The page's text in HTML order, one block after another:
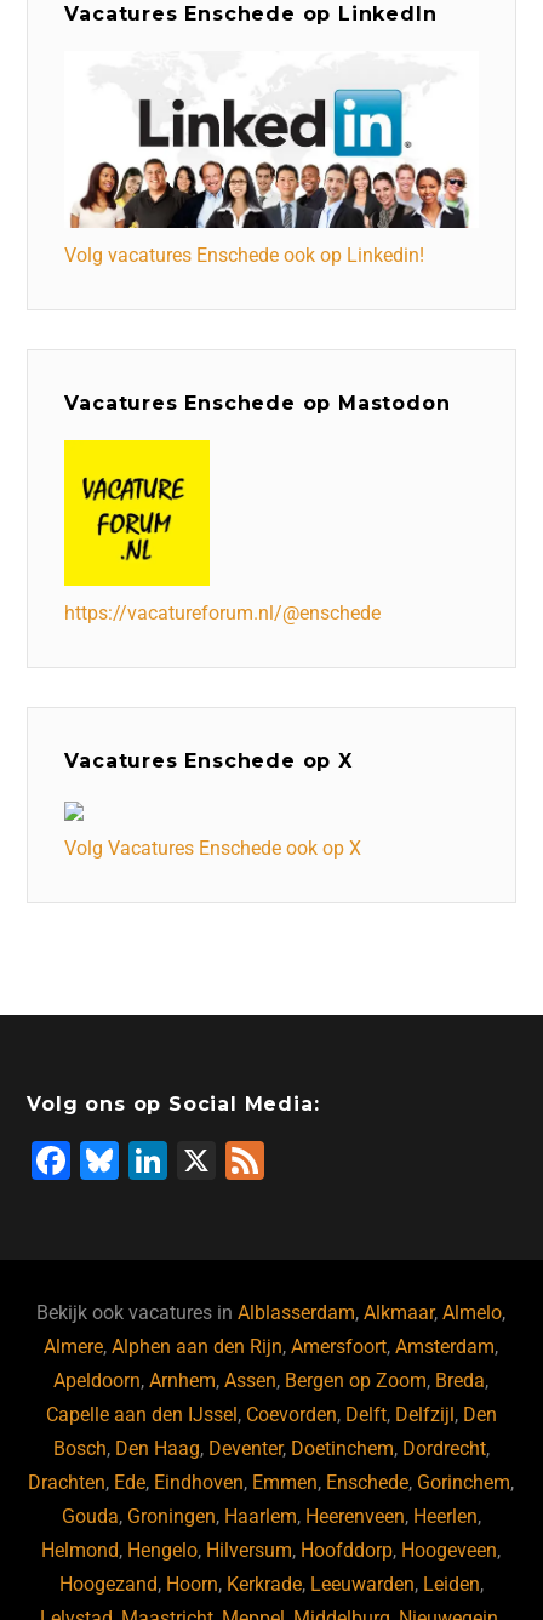
Vacatures Enschede op LinkedIn
Volg vacatures Enschede ook op Linkedin!
Vacatures Enschede op Mastodon
https://vacatureforum.nl/@enschede
Vacatures Enschede op X
Volg Vacatures Enschede ook op X
Volg ons op Social Media:
F
b
o
o
k
Bl
ky
Li
dI
n
X
Bekijk ook vacatures inAlblasserdam,Alkmaar,Almelo,
Almere,Alphen aan den Rijn,Amersfoort,Amsterdam,
Apeldoorn,Arnhem,Assen, Bergen op Zoom, Breda,
Capelle aan den IJssel, Coevorden, Delft, Delfzijl, Den
Bosch, Den Haag, Deventer, Doetinchem, Dordrecht,
Drachten, Ede, Eindhoven, Emmen, Enschede, Gorinchem,
Gouda, Groningen, Haarlem, Heerenveen, Heerlen,
Helmond, Hengelo, Hilversum, Hoofddorp, Hoogeveen,
Hoogezand, Hoorn, Kerkrade, Leeuwarden, Leiden,